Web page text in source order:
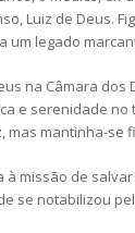
Luiz de Deus.
um legado
na Câmara
e serenidade
mantinha-se
missão de
se notabilizou